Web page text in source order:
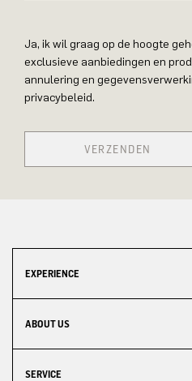
Ja, ik wil graag op de hoogte
exclusieve aanbiedingen en
annulering en
privacybeleid.
VERZENDEN
EXPERIENCE
ABOUT US
SERVICE